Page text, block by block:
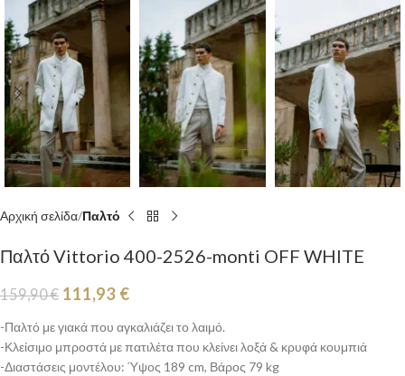
Αρχική σελίδα Παλτό
Παλτό Vittorio 400-2526-monti OFF WHITE
159,90€ 111,93 €
-Παλτό με γιακά που αγκαλιάζει το λαιμό.
-Κλείσιμο μπροστά με πατιλέτα που κλείνει λοξά & κρυφά κουμπιά
-Διαστάσεις μοντέλου: Ύψος 189 cm, Βάρος 79 kg